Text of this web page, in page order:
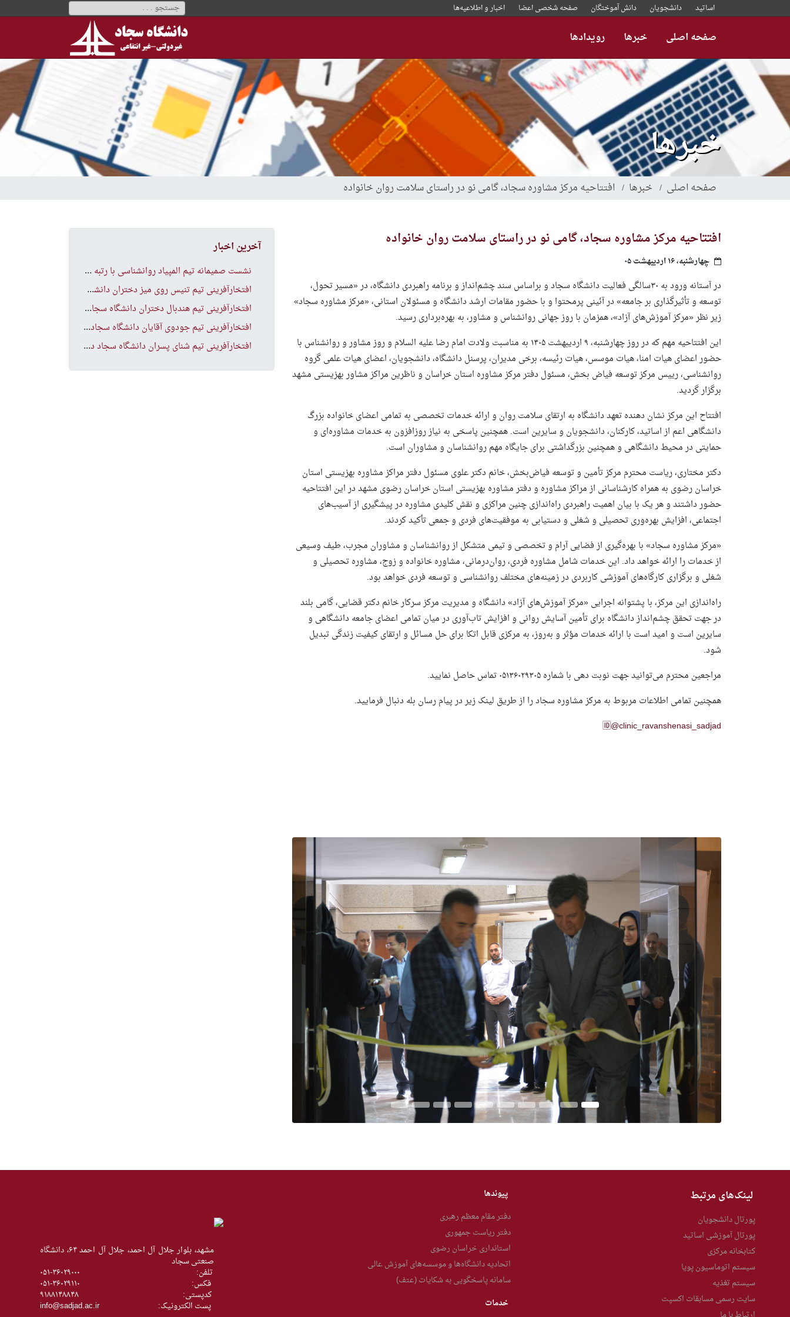
به
اساتید دانشجویان دانش آموختگان صفحه شخصی اعضا اخبار و‌ اطلاعیه‌ها
صفحه اصلی خبرها رویدادها
خبرها
صفحه اصلی خبرها افتتاحیه مرکز مشاوره سجاد، گامی نو در راستای سلامت روان خانواده
افتتاحیه مرکز مشاوره سجاد، گامی نو در راستای سلامت روان خانواده
چهارشنبه، ۱۶ اردیبهشت ۰۵
در آستانه ورود به ۳۰سالگی فعالیت دانشگاه سجاد و براساس سند چشم‌انداز و برنامه راهبردی دانشگاه، در «مسیر تحول،
توسعه و تأثیرگذاری بر جامعه» در آئینی پرمحتوا و با حضور مقامات ارشد دانشگاه و مسئولان استانی، «مرکز مشاوره سجاد»
زیر نظر «مرکز آموزش‌های آزاد»، همزمان با روز جهانی روانشناس و مشاور، به بهره‌برداری رسید.
این افتتاحیه مهم که در روز چهارشنبه، ۹ اردیبهشت ۱۴۰۵ به مناسبت ولادت امام رضا علیه السلام و روز مشاور و روانشناس با
حضور اعضای هیات امنا، هیات موسس، هیات رئیسه، برخی مدیران، پرسنل دانشگاه، دانشجویان، اعضای هیات علمی گروه
روانشناسی، رییس مرکز توسعه فیاض بخش، مسئول دفتر مرکز مشاوره استان خراسان و ناظرین مراکز مشاور بهزیستی مشهد
برگزار گردید.
افتتاح این مرکز نشان دهنده تعهد دانشگاه به ارتقای سلامت روان و ارائه خدمات تخصصی به تمامی اعضای خانواده بزرگ
دانشگاهی اعم از اساتید، کارکنان، دانشجویان و سایرین است. همچنین پاسخی به نیاز روزافزون به خدمات مشاوره‌ای و
حمایتی در محیط دانشگاهی و همچنین بزرگداشتی برای جایگاه مهم روانشناسان و مشاوران است.
دکتر مختاری، ریاست محترم مرکز تأمین و توسعه فیاض‌بخش، خانم دکتر علوی مسئول دفتر مراکز مشاوره بهزیستی استان
خراسان رضوی به همراه کارشناسانی از مراکز مشاوره و دفتر مشاوره بهزیستی استان خراسان رضوی مشهد در این افتتاحیه
حضور داشتند و هر یک با بیان اهمیت راهبردی راه‌اندازی چنین مراکزی و نقش کلیدی مشاوره در پیشگیری از آسیب‌های
اجتماعی، افزایش بهره‌وری تحصیلی و شغلی و دستیابی به موفقیت‌های فردی و جمعی تأکید کردند.
«مرکز مشاوره سجاد» با بهره‌گیری از فضایی آرام و تخصصی و تیمی متشکل از روانشناسان و مشاوران مجرب، طیف وسیعی
از خدمات را ارائه خواهد داد. این خدمات شامل مشاوره فردی، روان‌درمانی، مشاوره خانواده و زوج، مشاوره تحصیلی و
شغلی و برگزاری کارگاه‌های آموزشی کاربردی در زمینه‌های مختلف روانشناسی و توسعه فردی خواهد بود.
راه‌اندازی این مرکز، با پشتوانه اجرایی «مرکز آموزش‌های آزاد» دانشگاه و مدیریت مرکز سرکار خانم دکتر قضایی، گامی بلند
در جهت تحقق چشم‌انداز دانشگاه برای تأمین آسایش روانی و افزایش تاب‌آوری در میان تمامی اعضای جامعه دانشگاهی و
سایرین است و امید است با ارائه خدمات مؤثر و به‌روز، به مرکزی قابل اتکا برای حل مسائل و ارتقای کیفیت زندگی تبدیل
شود.
مراجعین محترم می‌توانید جهت نوبت دهی با شماره ۰۵۱۳۶۰۲۹۳۰۵ تماس حاصل نمایید.
همچنین تمامی اطلاعات مربوط به مرکز مشاوره سجاد را از طریق لینک زیر در پیام رسان بله دنبال فرمایید.
🆔@clinic_ravanshenasi_sadjad
آخرین اخبار
نشس
ت صمیمانه تیم المپیاد روانشناسی با رتبه های برتر المپیاد
افت
خارآفرینی تیم تنیس روی میز دختران دانشگاه در مسابقات انتخابی منطقه ۹ کشور
افت
خارآفرینی تیم هندبال دختران دانشگاه سجاد در مسابقات انتخابی منطقه ۹ کشور
افت
خارآفرینی تیم جودوی آقایان دانشگاه سجاد در مسابقات انتخابی منطقه ۹ کشور
افت
خارآفرینی تیم شنای پسران دانشگاه سجاد در مسابقات انتخابی منطقه ۹ کشور
لینک‌های مرتبط
پورتال دانشجویان
پورتال آموزشی اساتید
کتابخانه مرکزی
سیستم اتوماسیون پویا
سیستم تغذیه
سایت رسمی مسابقات اکسپت
پیوندها
دفتر مقام معظم رهبری
دفتر ریاست جمهوری
استانداری خراسان رضوی
اتحادیه دانشگاه‌ها و موسسه‌های آموزش عالی
سامانه پاسخگویی به شکایات (عتف)
خدمات
مشهد، بلوار جلال آل احمد، جلال آل احمد ۶۴، دانشگاه
صنعتی سجاد
تلفن: ۰۵۱-۳۶۰۲۹۰۰۰
فکس: ۰۵۱-۳۶۰۲۹۱۱۰
كدپستی: ۹۱۸۸۱۴۸۸۴۸
پست الکترونیک: info@sadjad.ac.ir